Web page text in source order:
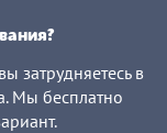
затрудняетесь в
Мы бесплатно